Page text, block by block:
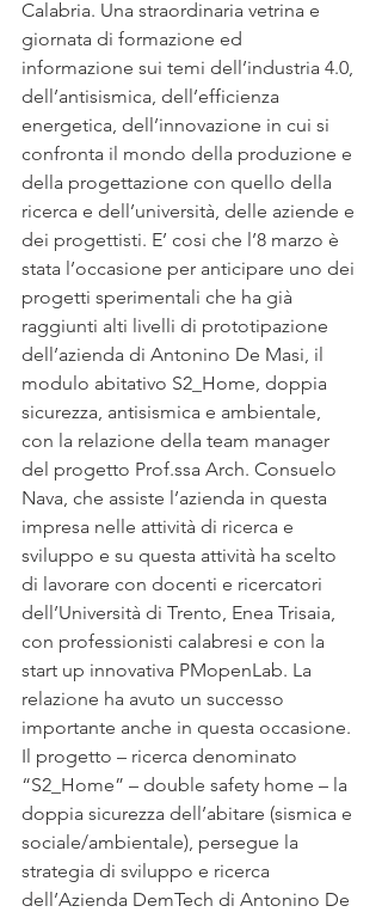
Calabria. Una straordinaria vetrina e
giornata di formazione ed
informazione sui temi dell’industria 4.0,
dell’antisismica, dell’efficienza
energetica, dell’innovazione in cui si
confronta il mondo della produzione e
della progettazione con quello della
ricerca e dell’università, delle aziende e
dei progettisti. E’ cosi che l’8 marzo è
stata l’occasione per anticipare uno dei
progetti sperimentali che ha già
raggiunti alti livelli di prototipazione
dell’azienda di Antonino De Masi, il
modulo abitativo S2_Home, doppia
sicurezza, antisismica e ambientale,
con la relazione della team manager
del progetto Prof.ssa Arch. Consuelo
Nava, che assiste l’azienda in questa
impresa nelle attività di ricerca e
sviluppo e su questa attività ha scelto
di lavorare con docenti e ricercatori
dell’Università di Trento, Enea Trisaia,
con professionisti calabresi e con la
start up innovativa PMopenLab. La
relazione ha avuto un successo
importante anche in questa occasione.
Il progetto – ricerca denominato
“S2_Home” – double safety home – la
doppia sicurezza dell’abitare (sismica e
sociale/ambientale), persegue la
strategia di sviluppo e ricerca
dell’Azienda DemTech di Antonino De